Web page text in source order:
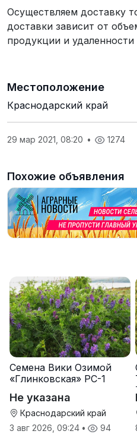
Осуществляем доставку
доставки зависит от
продукции и
Местоположение
Краснодарский край
29 мар 2021, 08:20 • 1274
Похожие объявления
Семена Вики Озимой
«Глинковская» РС-1
Не указана
Краснодарский край
3 авг 2026, 09:24 • 94